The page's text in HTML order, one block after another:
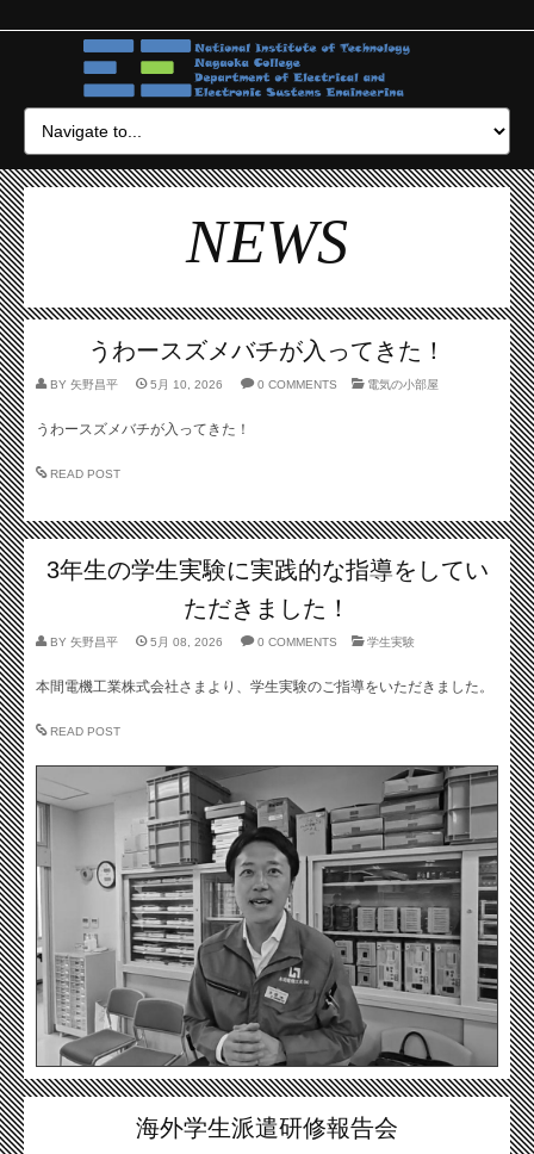
NEWS
うわースズメバチが入ってきた！
BY 矢野昌平 5月 10, 2026 0 COMMENTS 電気の小部屋
うわースズメバチが入ってきた！
READ POST
3年生の学生実験に実践的な指導をしてい
ただきました！
BY 矢野昌平 5月 08, 2026 0 COMMENTS 学生実験
本間電機工業株式会社さまより、学生実験のご指導をいただきました。
READ POST
海外学生派遣研修報告会